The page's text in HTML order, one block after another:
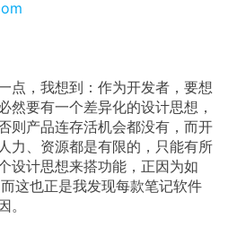
点，我想到：作为开发者，要想
然要有一个差异化的设计思想，
则产品连存活机会都没有，而开
力、资源都是有限的，只能有所
设计思想来搭功能，正因为如
这也正是我发现每款笔记软件
。